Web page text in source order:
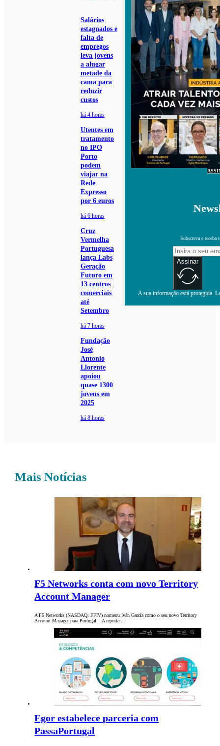
Salários
estagnados e
falta de
empregos
leva jovens
a alugar
metade da
cama para
reduzir
custos
há 4 horas
Utentes em
tratamento
no IPO
Porto
podem
viajar na
Rede
Expresso
por 6 euros
há 6 horas
Cruz
Vermelha
Portuguesa
lança Labs
Geração
Futuro em
13 centros
comerciais
até
Setembro
há 7 horas
Fundação
José
Antonio
Llorente
apoiou
quase 1300
jovens em
2025
há 8 horas
Subscreva e receba
Assinar
A sua informação está protegida.
Mais Notícias
F5 Networks conta com novo Territory
Account Manager
A F5 Networks (NASDAQ: FFIV) nomeou Iván García como o seu novo Territory
Account Manager para Portugal. A reportar…
Egor estabelece parceria com
PassaPortugal